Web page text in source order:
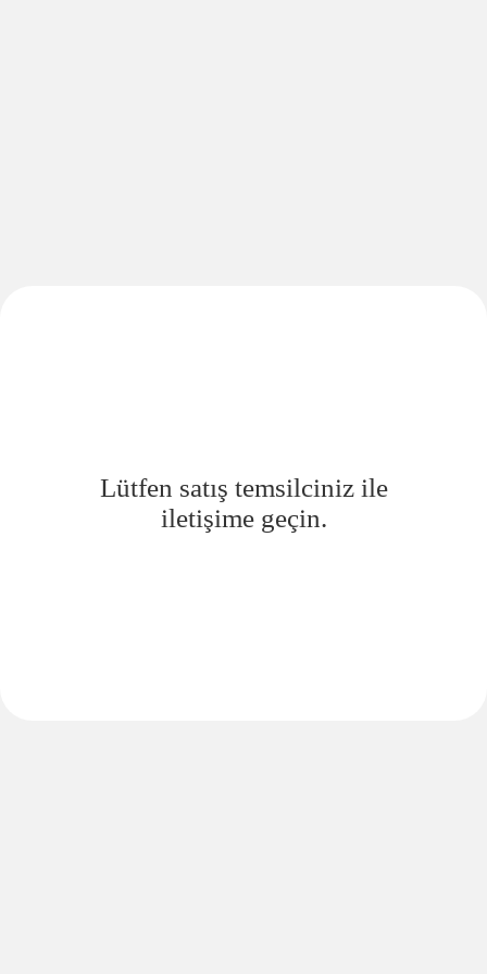
Lütfen satış temsilciniz ile
iletişime geçin.